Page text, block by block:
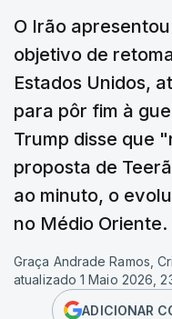
O Irão
objetivo de
Estados Unidos,
para pôr fim à
Trump disse que
proposta de
ao minuto, o
no Médio Oriente.
Graça Andrade Ramos,
atualizado 1 Maio 2026,
ADICIONAR